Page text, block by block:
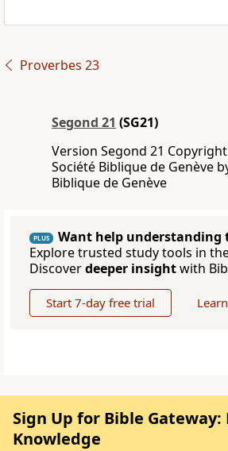
Proverbes 23
Segond 21 (SG21)
Version Segond 21
Société Biblique de Genève
Biblique de Genève
PLUS
Want help understanding
Explore trusted study tools in
Discoverdeeper insightwith
Start 7-day free trial
Sign Up for Bible Gateway:
Knowledge